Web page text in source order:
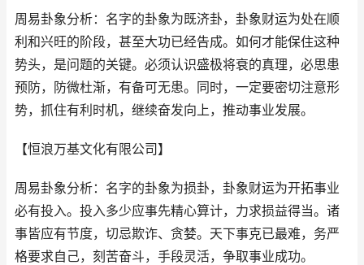
周易卦象分析：名字的卦象为既济卦，卦象财运为处在顺
利和兴旺的阶段，甚至大功已经告成。如何才能保住这种
势头，是问题的关键。必须认识盛极将衰的真理，必思患
预防，防微杜渐，有备可无患。同时，一定要密切注意形
势，抓住有利时机，继续奋发向上，推动事业发展。
【恒浪万基文化有限公司】
周易卦象分析：名字的卦象为损卦，卦象财运为开拓事业
必有投入。投入多少应事先精心算计，力求损益得当。诸
事皆应有节度，切忌欺诈、贪婪。天下事克已最难，务严
格要求自己，刻苦奋斗，手段灵活，争取事业成功。